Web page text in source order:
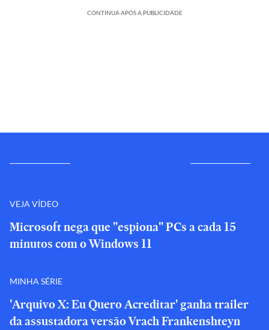
CONTINUA APÓS A PUBLICIDADE
VEJA VÍDEO
Microsoft nega que "espiona" PCs a cada 15
minutos com o Windows 11
MINHA SÉRIE
'Arquivo X: Eu Quero Acreditar' ganha trailer
da assustadora versão Vrach Frankenshteyn